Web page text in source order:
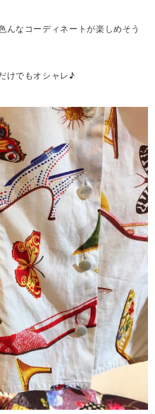
んなコーディネートが楽しめそう
けでもオシャレ♪